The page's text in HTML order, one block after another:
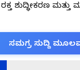
ಶುದ್ಧೀಕರಣ ಮತ್ತು
ಸಮಗ್ರ ಸುದ್ದಿ